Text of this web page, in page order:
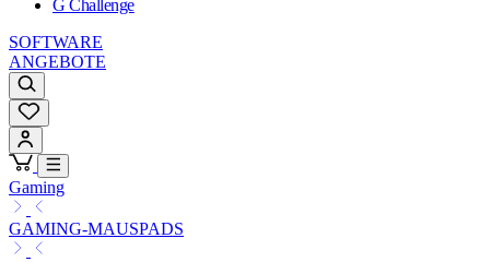
G Challenge
SOFTWARE
ANGEBOTE
Gaming
GAMING-MAUSPADS